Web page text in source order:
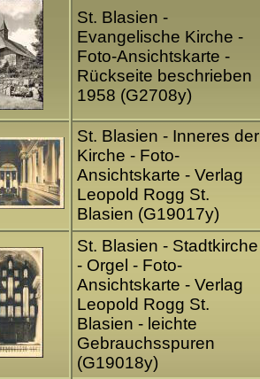
St. Blasien -
Evangelische Kirche -
Foto-Ansichtskarte -
Rückseite beschrieben
1958 (G2708y)
St. Blasien - Inneres der
Kirche - Foto-
Ansichtskarte - Verlag
Leopold Rogg St.
Blasien (G19017y)
St. Blasien - Stadtkirche
- Orgel - Foto-
Ansichtskarte - Verlag
Leopold Rogg St.
Blasien - leichte
Gebrauchsspuren
(G19018y)